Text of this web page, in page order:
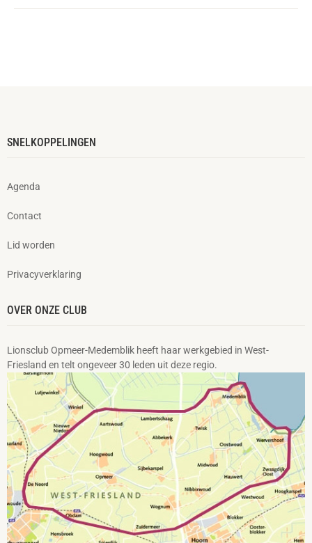
SNELKOPPELINGEN
Agenda
Contact
Lid worden
Privacyverklaring
OVER ONZE CLUB
Lionsclub Opmeer-Medemblik heeft haar werkgebied in West-
Friesland en telt ongeveer 30 leden uit deze regio.